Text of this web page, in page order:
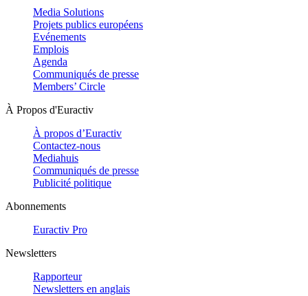
Media Solutions
Projets publics européens
Evénements
Emplois
Agenda
Communiqués de presse
Members’ Circle
À Propos d'Euractiv
À propos d’Euractiv
Contactez-nous
Mediahuis
Communiqués de presse
Publicité politique
Abonnements
Euractiv Pro
Newsletters
Rapporteur
Newsletters en anglais